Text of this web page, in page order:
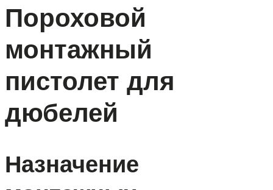
Пороховой
монтажный
пистолет для
дюбелей
Назначение